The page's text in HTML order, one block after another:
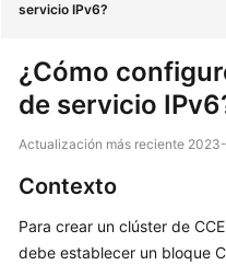
del
servicio
Pasos
iniciales
Guía
del
servicio IPv6?
¿Cómo
de servicio
Actualización más reciente
Contexto
Para crear un clúster de
debe establecer un bloque